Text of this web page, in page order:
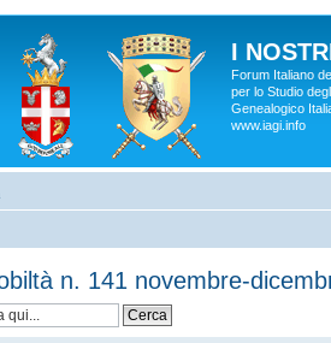
I
Forum Italiano
per lo Studio
Genealogico
www.iagi.info
n. 141 novembre-